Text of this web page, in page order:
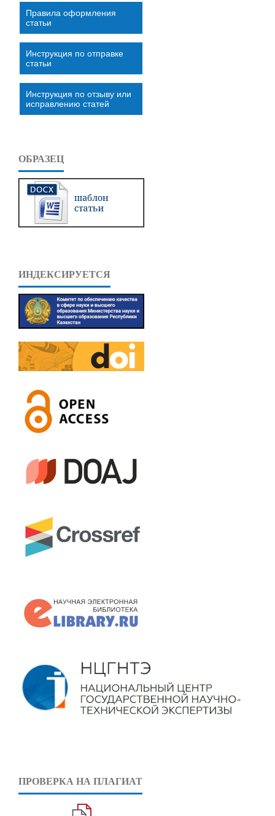
Правила оформления
статьи
Инструкция по отправке
статьи
Инструкция по отзыву или
исправлению статей
ОБРАЗЕЦ
ИНДЕКСИРУЕТСЯ
ПРОВЕРКА НА ПЛАГИАТ